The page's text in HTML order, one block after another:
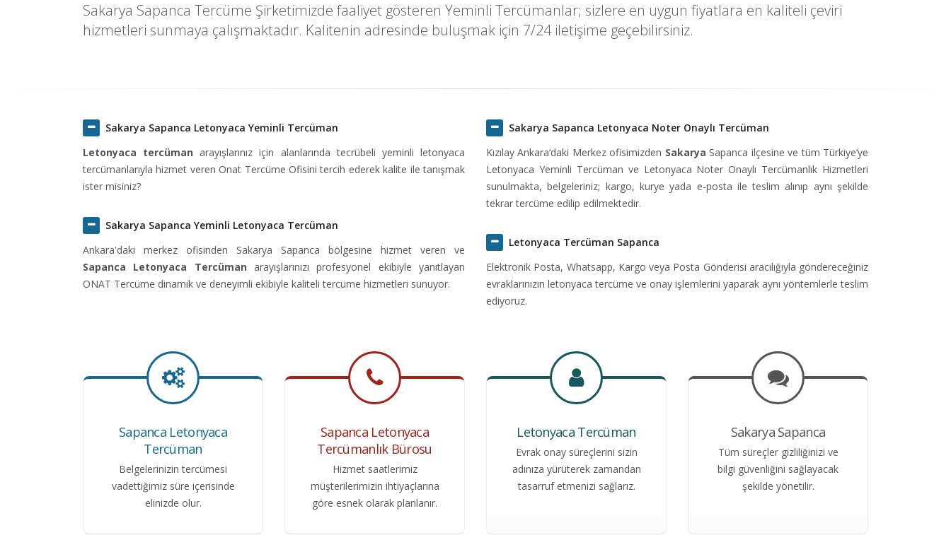
Sakarya Sapanca Tercüme Şirketimizde faaliyet gösteren Yeminli Tercümanlar; sizlere en uygun fiyatlara en kaliteli çeviri
hizmetleri sunmaya çalışmaktadır. Kalitenin adresinde buluşmak için 7/24 iletişime geçebilirsiniz.
Sakarya Sapanca Letonyaca Yeminli Tercüman
Letonyaca tercüman arayışlarınız için alanlarında tecrübeli yeminli letonyaca
tercümanlarıyla hizmet veren Onat Tercüme Ofisini tercih ederek kalite ile tanışmak
ister misiniz?
Sakarya Sapanca Yeminli Letonyaca Tercüman
Ankara'daki merkez ofisinden Sakarya Sapanca bölgesine hizmet veren ve
Sapanca Letonyaca Tercüman arayışlarınızı profesyonel ekibiyle yanıtlayan
ONAT Tercüme dinamik ve deneyimli ekibiyle kaliteli tercüme hizmetleri sunuyor.
Sakarya Sapanca Letonyaca Noter Onaylı Tercüman
Kızılay Ankara‘daki Merkez ofisimizden Sakarya Sapanca ilçesine ve tüm Türkiye’ye
Letonyaca Yeminli Tercüman ve Letonyaca Noter Onaylı Tercümanlık Hizmetleri
sunulmakta, belgeleriniz; kargo, kurye yada e-posta ile teslim alınıp aynı şekilde
tekrar tercüme edilip edilmektedir.
Letonyaca Tercüman Sapanca
Elektronik Posta, Whatsapp, Kargo veya Posta Gönderisi aracılığıyla göndereceğiniz
evraklarınızın letonyaca tercüme ve onay işlemlerini yaparak aynı yöntemlerle teslim
ediyoruz.
Sapanca Letonyaca
Tercüman
Belgelerinizin tercümesi
vadettiğimiz süre içerisinde
elinizde olur.
Sapanca Letonyaca
Tercümanlık Bürosu
Hizmet saatlerimiz
müşterilerimizin ihtiyaçlarına
göre esnek olarak planlanır.
Letonyaca Tercüman
Evrak onay süreçlerini sizin
adınıza yürüterek zamandan
tasarruf etmenizi sağlarız.
Sakarya Sapanca
Tüm süreçler gizliliğinizi ve
bilgi güvenliğini sağlayacak
şekilde yönetilir.